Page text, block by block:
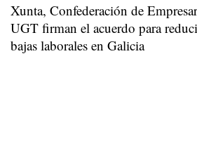
Xunta, Confederación de
UGT firman el acuerdo para
bajas laborales en Galicia